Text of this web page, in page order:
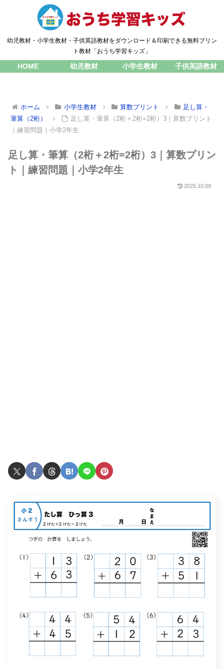
幼児教材・小学生教材・子供英語教材をダウンロード＆印刷できる無料プリン
ト教材「おうち学習キッズ」
HOME 幼児教材 小学生教材 子供英語教材
ホーム 小学生教材 算数プリント
足し算・
筆算（2桁）
足し算・筆算（2桁＋2桁=2桁）3｜算数プリント
｜練習問題｜小学2年生
足し算・筆算（2桁＋2桁=2桁）3｜算数プリン
ト｜練習問題｜小学2年生
2025.10.09